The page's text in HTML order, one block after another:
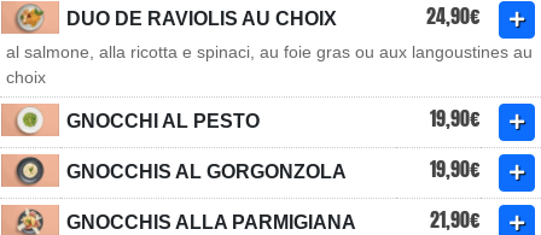
DUO DE RAVIOLIS AU CHOIX 24,90€
al salmone, alla ricotta e spinaci, au foie gras ou aux langoustines au
choix
GNOCCHI AL PESTO 19,90€
GNOCCHIS AL GORGONZOLA 19,90€
GNOCCHIS ALLA PARMIGIANA 21,90€